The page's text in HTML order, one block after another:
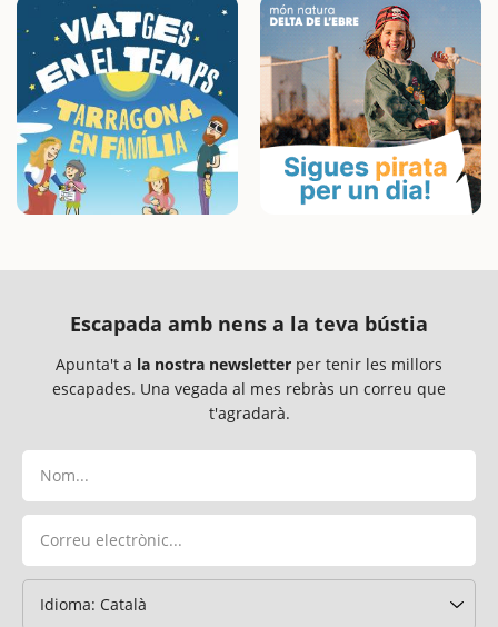
Escapada amb nens a la teva bústia
Apunta't a la nostra newsletter per tenir les millors
escapades. Una vegada al mes rebràs un correu que
t'agradarà.